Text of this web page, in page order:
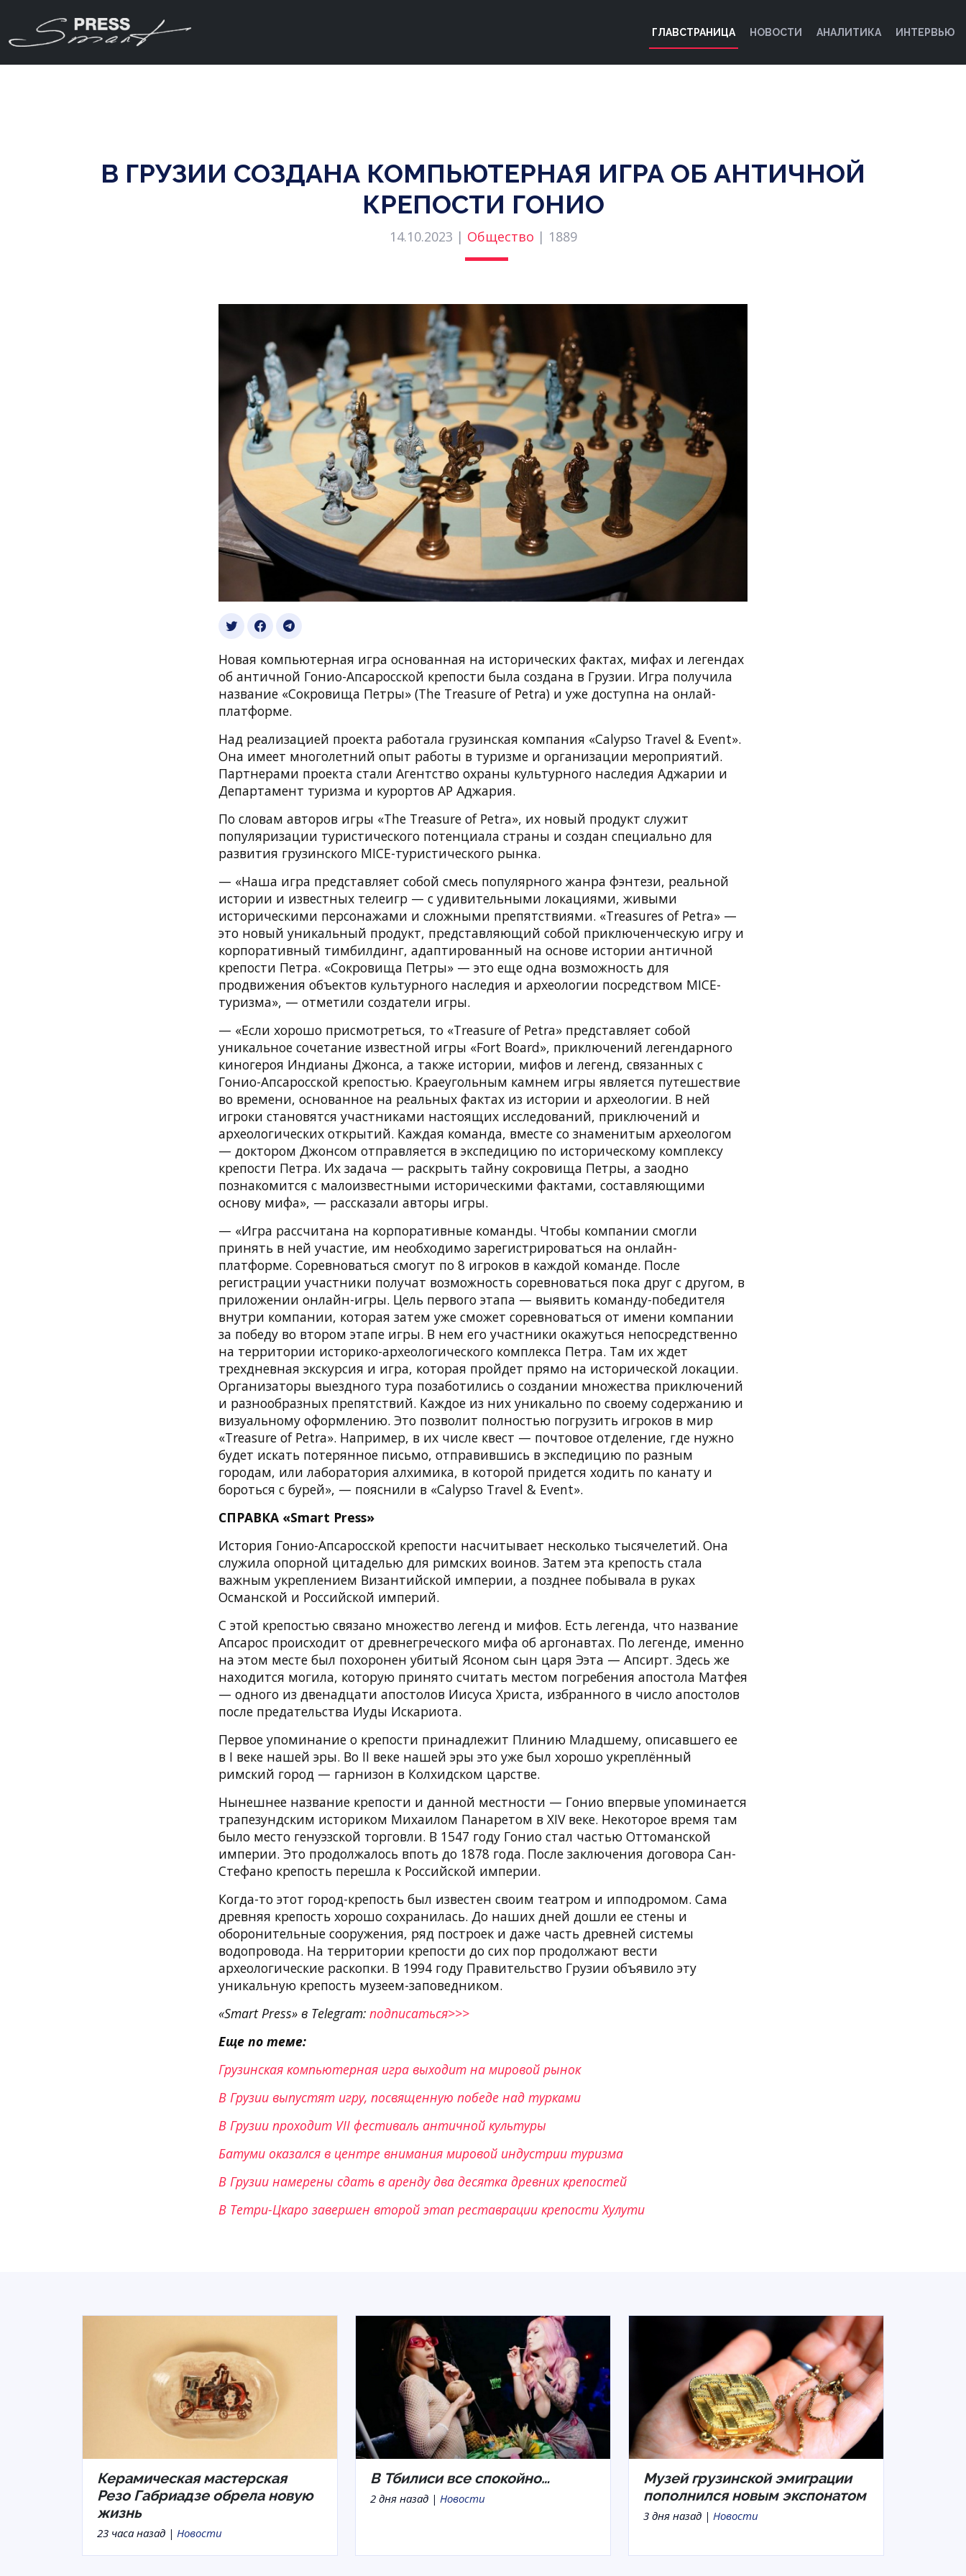
ГЛАВСТРАНИЦА НОВОСТИ АНАЛИТИКА ИНТЕРВЬЮ
В ГРУЗИИ СОЗДАНА КОМПЬЮТЕРНАЯ ИГРА ОБ АНТИЧНОЙ
КРЕПОСТИ ГОНИО
14.10.2023 | Общество | 1889
Новая компьютерная игра основанная на исторических фактах, мифах и легендах
об античной Гонио-Апсаросской крепости была создана в Грузии. Игра получила
название «Сокровища Петры» (The Treasure of Petra) и уже доступна на онлай-
платформе.
Над реализацией проекта работала грузинская компания «Calypso Travel & Event».
Она имеет многолетний опыт работы в туризме и организации мероприятий.
Партнерами проекта стали Агентство охраны культурного наследия Аджарии и
Департамент туризма и курортов АР Аджария.
По словам авторов игры «The Treasure of Petra», их новый продукт служит
популяризации туристического потенциала страны и создан специально для
развития грузинского MICE-туристического рынка.
— «Наша игра представляет собой смесь популярного жанра фэнтези, реальной
истории и известных телеигр — с удивительными локациями, живыми
историческими персонажами и сложными препятствиями. «Treasures of Petra» —
это новый уникальный продукт, представляющий собой приключенческую игру и
корпоративный тимбилдинг, адаптированный на основе истории античной
крепости Петра. «Сокровища Петры» — это еще одна возможность для
продвижения объектов культурного наследия и археологии посредством MICE-
туризма», — отметили создатели игры.
— «Если хорошо присмотреться, то «Treasure of Petra» представляет собой
уникальное сочетание известной игры «Fort Board», приключений легендарного
киногероя Индианы Джонса, а также истории, мифов и легенд, связанных с
Гонио-Апсаросской крепостью. Краеугольным камнем игры является путешествие
во времени, основанное на реальных фактах из истории и археологии. В ней
игроки становятся участниками настоящих исследований, приключений и
археологических открытий. Каждая команда, вместе со знаменитым археологом
— доктором Джонсом отправляется в экспедицию по историческому комплексу
крепости Петра. Их задача — раскрыть тайну сокровища Петры, а заодно
познакомится с малоизвестными историческими фактами, составляющими
основу мифа», — рассказали авторы игры.
— «Игра рассчитана на корпоративные команды. Чтобы компании смогли
принять в ней участие, им необходимо зарегистрироваться на онлайн-
платформе. Соревноваться смогут по 8 игроков в каждой команде. После
регистрации участники получат возможность соревноваться пока друг с другом, в
приложении онлайн-игры. Цель первого этапа — выявить команду-победителя
внутри компании, которая затем уже сможет соревноваться от имени компании
за победу во втором этапе игры. В нем его участники окажуться непосредственно
на территории историко-археологического комплекса Петра. Там их ждет
трехдневная экскурсия и игра, которая пройдет прямо на исторической локации.
Организаторы выездного тура позаботились о создании множества приключений
и разнообразных препятствий. Каждое из них уникально по своему содержанию и
визуальному оформлению. Это позволит полностью погрузить игроков в мир
«Treasure of Petra». Например, в их числе квест — почтовое отделение, где нужно
будет искать потерянное письмо, отправившись в экспедицию по разным
городам, или лаборатория алхимика, в которой придется ходить по канату и
бороться с бурей», — пояснили в «Calypso Travel & Event».
СПРАВКА «Smart Press»
История Гонио-Апсаросской крепости насчитывает несколько тысячелетий. Она
служила опорной цитаделью для римских воинов. Затем эта крепость стала
важным укреплением Византийской империи, а позднее побывала в руках
Османской и Российской империй.
С этой крепостью связано множество легенд и мифов. Есть легенда, что название
Апсарос происходит от древнегреческого мифа об аргонавтах. По легенде, именно
на этом месте был похоронен убитый Ясоном сын царя Ээта — Апсирт. Здесь же
находится могила, которую принято считать местом погребения апостола Матфея
— одного из двенадцати апостолов Иисуса Христа, избранного в число апостолов
после предательства Иуды Искариота.
Первое упоминание о крепости принадлежит Плинию Младшему, описавшего ее
в I веке нашей эры. Во II веке нашей эры это уже был хорошо укреплённый
римский город — гарнизон в Колхидском царстве.
Нынешнее название крепости и данной местности — Гонио впервые упоминается
трапезундским историком Михаилом Панаретом в XIV веке. Некоторое время там
было место генуэзской торговли. В 1547 году Гонио стал частью Оттоманской
империи. Это продолжалось впоть до 1878 года. После заключения договора Сан-
Стефано крепость перешла к Российской империи.
Когда-то этот город-крепость был известен своим театром и ипподромом. Сама
древняя крепость хорошо сохранилась. До наших дней дошли ее стены и
оборонительные сооружения, ряд построек и даже часть древней системы
водопровода. На территории крепости до сих пор продолжают вести
археологические раскопки. В 1994 году Правительство Грузии объявило эту
уникальную крепость музеем-заповедником.
«Smart Press» в Telegram: подписаться>>>
Еще по теме:
Грузинская компьютерная игра выходит на мировой рынок
В Грузии выпустят игру, посвященную победе над турками
В Грузии проходит VII фестиваль античной культуры
Батуми оказался в центре внимания мировой индустрии туризма
В Грузии намерены cдать в аренду два десятка древних крепостей
В Тетри-Цкаро завершен второй этап реставрации крепости Хулути
Керамическая мастерская
Резо Габриадзе обрела новую
жизнь
23 часа назад | Новости
В Тбилиси все спокойно…
2 дня назад | Новости
Музей грузинской эмиграции
пополнился новым экспонатом
3 дня назад | Новости